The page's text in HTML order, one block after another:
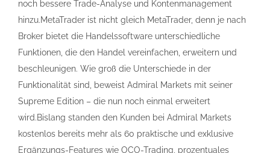
noch bessere Trade-Analyse und Kontenmanagement
hinzu.MetaTrader ist nicht gleich MetaTrader, denn je nach
Broker bietet die Handelssoftware unterschiedliche
Funktionen, die den Handel vereinfachen, erweitern und
beschleunigen. Wie groß die Unterschiede in der
Funktionalität sind, beweist Admiral Markets mit seiner
Supreme Edition – die nun noch einmal erweitert
wird.Bislang standen den Kunden bei Admiral Markets
kostenlos bereits mehr als 60 praktische und exklusive
Ergänzungs-Features wie OCO-Trading, prozentuales